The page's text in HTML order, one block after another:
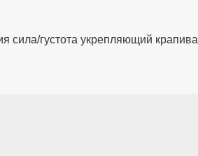
сила/густота укрепляющий крапива